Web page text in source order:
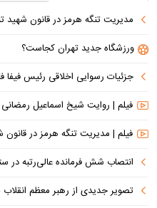
مدیریت تنگه هرمز در قانون شهید
ورزشگاه جدید تهران کجاست؟
جزئیات رسوایی اخلاقی رئیس
فیلم | روایت شیخ اسماعیل
فیلم | مدیریت تنگه هرمز در
انتصاب شش فرمانده عالی‌رتبه در
تصویر جدیدی از رهبر معظم